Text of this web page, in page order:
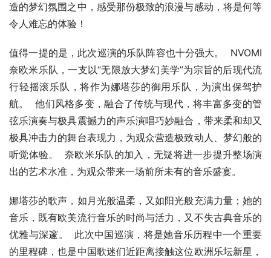
造的梦幻氛围之中，感受那份极致的浪漫与感动，将是何等
令人难忘的体验！
值得一提的是，此次巡演的乐队阵容也十分强大。  NVOMI
奈欧米乐队，一支以“无限放大梦幻美学”为宗旨的后现代流
行轻摇滚乐队，将作为娜塔莎的御用乐队，为演出保驾护
航。  他们风格多变，融合了传统与现代，将丰富多变的管
弦乐演奏与极具震撼力的声乐演唱巧妙融合，带来柔和却又
极具冲击力的舞台表现力，为观众营造极致动人、梦幻般的
听觉体验。  奈欧米乐队的加入，无疑将进一步提升整场演
出的艺术水准，为观众带来一场前所未有的音乐盛宴。
娜塔莎的歌声，如月光般温柔，又如阳光般充满力量；她的
音乐，既有欧美流行音乐的时尚与活力，又不失古典音乐的
优雅与深邃。  此次中国巡演，将是她音乐历程中一个重要
的里程碑，也是中国歌迷们近距离接触这位欧洲乐坛新星，